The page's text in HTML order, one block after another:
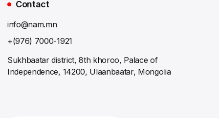
Contact
info@nam.mn
+(976) 7000-1921
Sukhbaatar district, 8th khoroo, Palace of
Independence, 14200, Ulaanbaatar, Mongolia